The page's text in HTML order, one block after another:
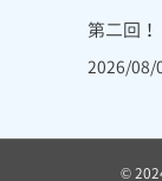
第二回
2026/08/
©